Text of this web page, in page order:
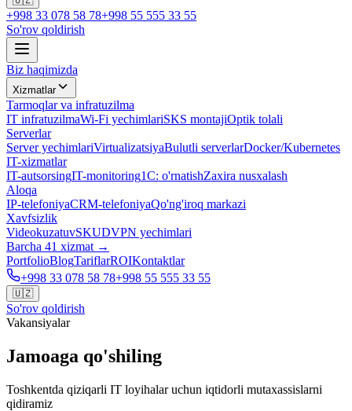
+998 33 078 58 78+998 55 555 33 55
So'rov qoldirish
Biz haqimizda
Xizmatlar
Tarmoqlar va infratuzilma
IT infratuzilmaWi-Fi yechimlariSKS montajiOptik tolali
Serverlar
Server yechimlariVirtualizatsiyaBulutli serverlarDocker/Kubernetes
IT-xizmatlar
IT-autsorsingIT-monitoring1C: o'rnatishZaxira nusxalash
Aloqa
IP-telefoniyaCRM-telefoniyaQo'ng'iroq markazi
Xavfsizlik
VideokuzatuvSKUDVPN yechimlari
Barcha 41 xizmat →
PortfolioBlogTariflarROIKontaktlar
+998 33 078 58 78+998 55 555 33 55
🇺🇿
So'rov qoldirish
Vakansiyalar
Jamoaga qo'shiling
Toshkentda qiziqarli IT loyihalar uchun iqtidorli mutaxassislarni
qidiramiz